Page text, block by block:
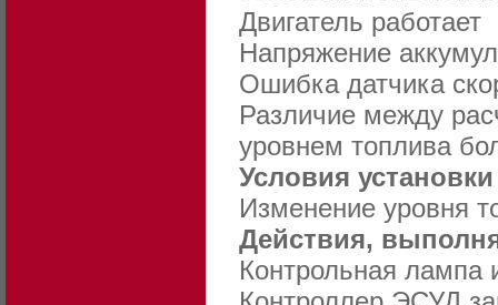
Двигатель работает
Напряжение
Ошибка датчика
Различие между
уровнем топлива
Условия
Изменение уровня
Действия,
Контрольная лампа